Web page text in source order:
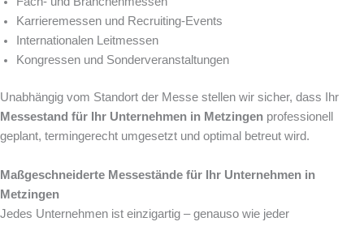
Karrieremessen und Recruiting-Events
Internationalen Leitmessen
Kongressen und Sonderveranstaltungen
Unabhängig vom Standort der Messe stellen wir sicher, dass Ihr
Messestand für Ihr Unternehmen in Metzingen professionell
geplant, termingerecht umgesetzt und optimal betreut wird.
Maßgeschneiderte Messestände für Ihr Unternehmen in
Metzingen
Jedes Unternehmen ist einzigartig – genauso wie jeder